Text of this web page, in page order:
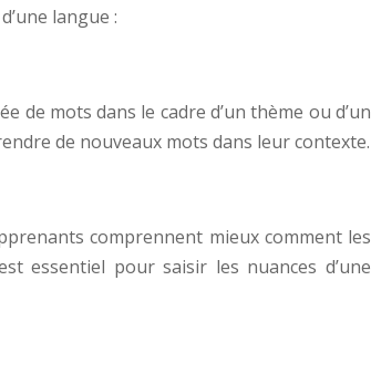
langue :
de mots dans le cadre d’un thème ou d’un
de nouveaux mots dans leur contexte.
comprennent mieux comment les
essentiel pour saisir les nuances d’une